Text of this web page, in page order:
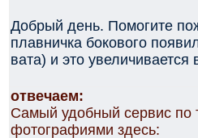
Добрый день. Помогите
плавничка бокового
вата) и это
отвечаем:
Самый удобный сервис по
фотографиями здесь: